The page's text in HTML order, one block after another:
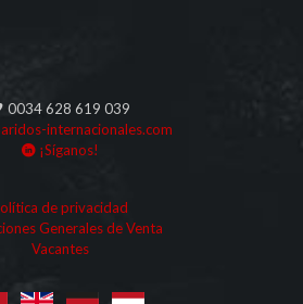
0034 628 619 039
internacionales.com
¡Síganos!
de privacidad
Generales de Venta
Vacantes